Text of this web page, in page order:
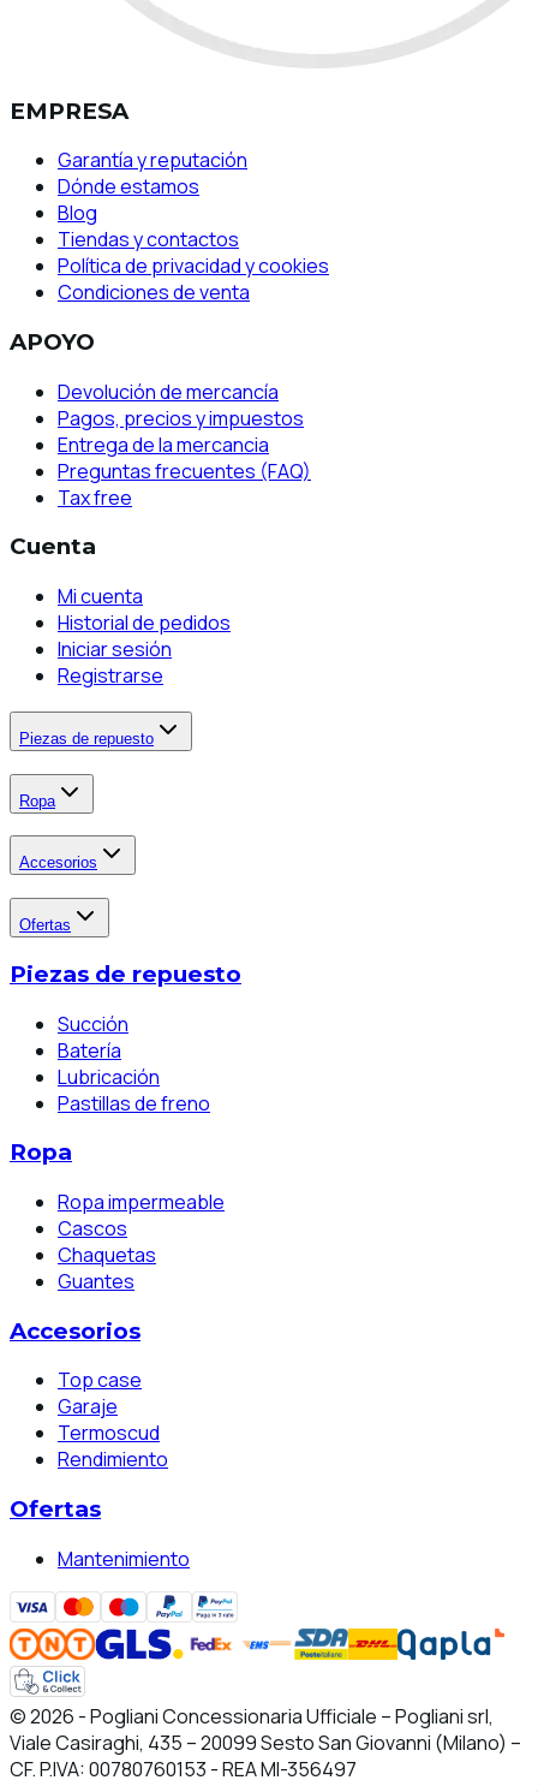
EMPRESA
Garantía y reputación
Dónde estamos
Blog
Tiendas y contactos
Política de privacidad y cookies
Condiciones de venta
APOYO
Devolución de mercancía
Pagos, precios y impuestos
Entrega de la mercancia
Preguntas frecuentes (FAQ)
Tax free
Cuenta
Mi cuenta
Historial de pedidos
Iniciar sesión
Registrarse
Piezas de repuesto
Ropa
Accesorios
Ofertas
Piezas de repuesto
Succión
Batería
Lubricación
Pastillas de freno
Ropa
Ropa impermeable
Cascos
Chaquetas
Guantes
Accesorios
Top case
Garaje
Termoscud
Rendimiento
Ofertas
Mantenimiento
© 2026 - Pogliani Concessionaria Ufficiale – Pogliani srl,
Viale Casiraghi, 435 – 20099 Sesto San Giovanni (Milano) –
CF. P.IVA: 00780760153 - REA MI-356497